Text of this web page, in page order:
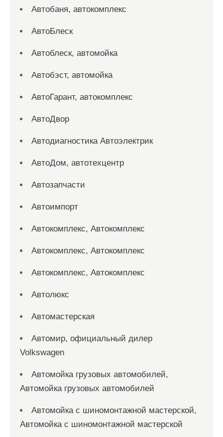
Автобаня, автокомплекс
АвтоБлеск
Автоблеск, автомойка
Автобэст, автомойка
АвтоГарант, автокомплекс
АвтоДвор
Автодиагностика Автоэлектрик
АвтоДом, автотехцентр
Автозапчасти
Автоимпорт
Автокомплекс, Автокомплекс
Автокомплекс, Автокомплекс
Автокомплекс, Автокомплекс
Автолюкс
Автомастерская
Автомир, официальный дилер
Volkswagen
Автомойка грузовых автомобилей,
Автомойка грузовых автомобилей
Автомойка с шиномонтажной мастерской,
Автомойка с шиномонтажной мастерской